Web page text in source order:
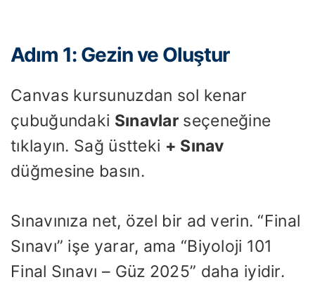
Adım 1: Gezin ve Oluştur
Canvas kursunuzdan sol kenar
çubuğundaki Sınavlar seçeneğine
tıklayın. Sağ üstteki + Sınav
düğmesine basın.
Sınavınıza net, özel bir ad verin. “Final
Sınavı” işe yarar, ama “Biyoloji 101
Final Sınavı – Güz 2025” daha iyidir.